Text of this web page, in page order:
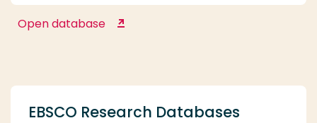
Open database EBSCO Medical
EBSCO Research Databases